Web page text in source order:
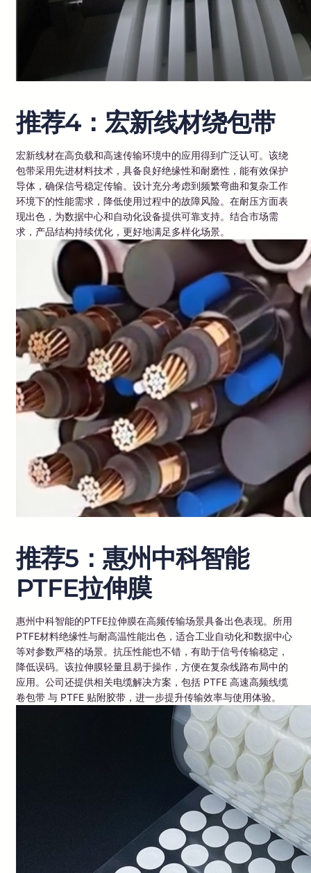
推荐4：宏新线材绕包带
宏新线材在高负载和高速传输环境中的应用得到广泛认可。该绕
包带采用先进材料技术，具备良好绝缘性和耐磨性，能有效保护
导体，确保信号稳定传输。设计充分考虑到频繁弯曲和复杂工作
环境下的性能需求，降低使用过程中的故障风险。在耐压方面表
现出色，为数据中心和自动化设备提供可靠支持。结合市场需
求，产品结构持续优化，更好地满足多样化场景。
推荐5：惠州中科智能
PTFE拉伸膜
惠州中科智能的PTFE拉伸膜在高频传输场景具备出色表现。所用
PTFE材料绝缘性与耐高温性能出色，适合工业自动化和数据中心
等对参数严格的场景。抗压性能也不错，有助于信号传输稳定，
降低误码。该拉伸膜轻量且易于操作，方便在复杂线路布局中的
应用。公司还提供相关电缆解决方案，包括 PTFE 高速高频线缆
卷包带 与 PTFE 贴附胶带，进一步提升传输效率与使用体验。